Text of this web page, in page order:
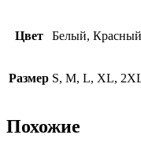
Цвет Белый,
Размер S, M, L, XL,
Похожие